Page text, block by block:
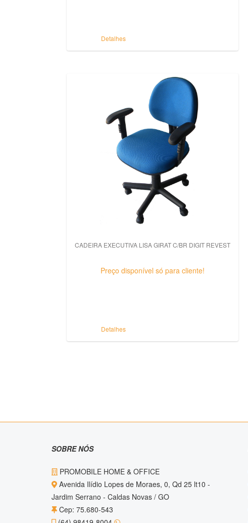
Detalhes
CADEIRA EXECUTIVA LISA GIRAT C/BR DIGIT REVEST
Preço disponível só para cliente!
Detalhes
SOBRE NÓS
PROMOBILE HOME & OFFICE
Avenida Ilídio Lopes de Moraes, 0, Qd 25 lt10 -
Jardim Serrano - Caldas Novas / GO
Cep: 75.680-543